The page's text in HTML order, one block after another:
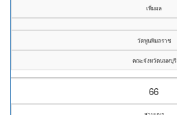
เพิ่มผล
วัดพูนพิมลราช
คณะจังหวัดนนทบุรี
66